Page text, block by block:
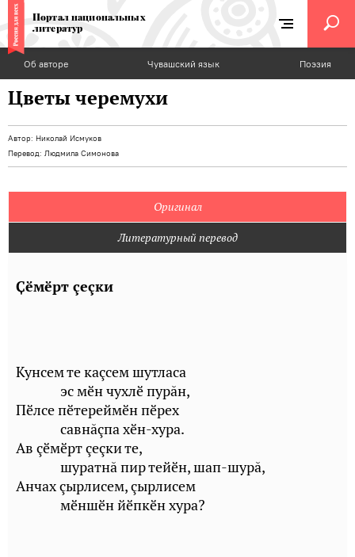
Портал национальных
литератур
Об авторе Чувашский язык Поэзия
Цветы черемухи
Автор: Николай Исмуков
Перевод: Людмила Симонова
Оригинал
Литературный перевод
Ҫӗмӗрт çеçки
Кунсем те каçсем шутласа
эс мӗн чухлӗ пурăн,
Пӗлсе пӗтереймӗн пӗрех
савнăçпа хӗн-хура.
Ав çӗмӗрт çеçки те,
шуратнă пир тейӗн, шап-шурă,
Анчах çырлисем, çырлисем
мӗншӗн йӗпкӗн хура?